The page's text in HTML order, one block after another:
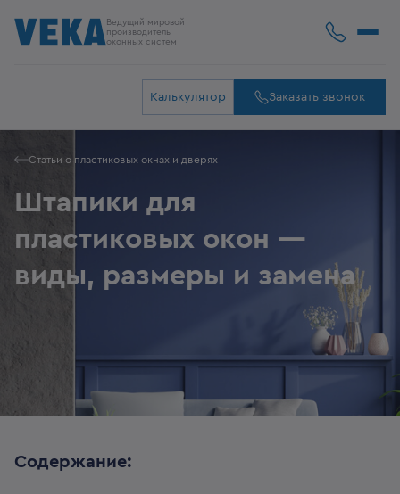
Ведущий мировой
производитель
оконных систем
Калькулятор Заказать звонок
Статьи о пластиковых окнах и дверях
Штапики для
пластиковых окон —
виды, размеры и замена
Содержание: